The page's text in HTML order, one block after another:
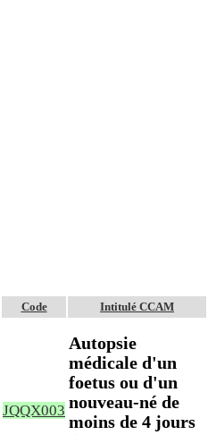
Code Intitulé CCAM
JQQX003
Autopsie
médicale d'un
foetus ou d'un
nouveau-né de
moins de 4 jours